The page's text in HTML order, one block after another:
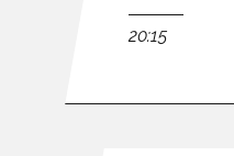
20:15